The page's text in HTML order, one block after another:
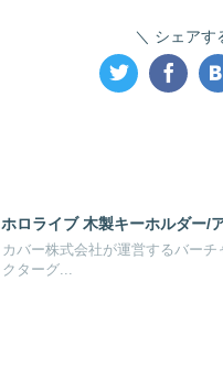
シェアす
ホロライブ 木製キーホルダー/
カバー株式会社が運営するバー
クターグ...